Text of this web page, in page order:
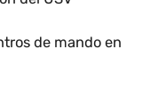
las cámaras del